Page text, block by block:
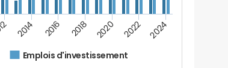
Emplois d'investissement
2014 2016 2018 2020 2022 2024